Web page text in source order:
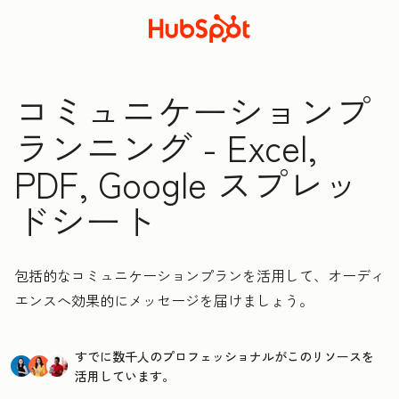
コミュニケーションプ
ランニング - Excel,
PDF, Google スプレッ
ドシート
包括的なコミュニケーションプランを活用して、オーディ
エンスへ効果的にメッセージを届けましょう。
すでに数千人のプロフェッショナルがこのリソースを
活用しています。